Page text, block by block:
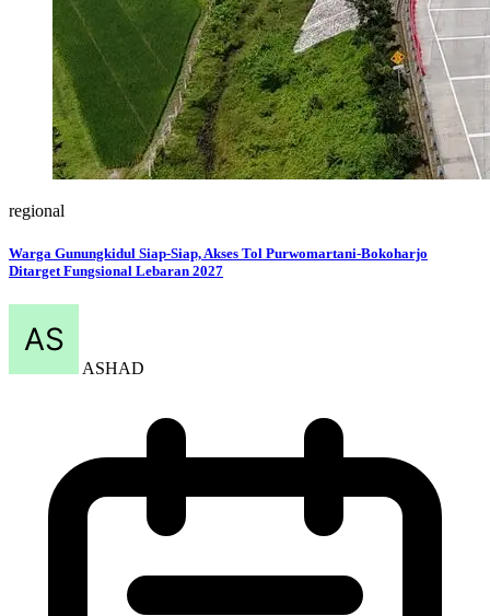
regional
Warga Gunungkidul Siap-Siap, Akses Tol Purwomartani-Bokoharjo
Ditarget Fungsional Lebaran 2027
ASHAD